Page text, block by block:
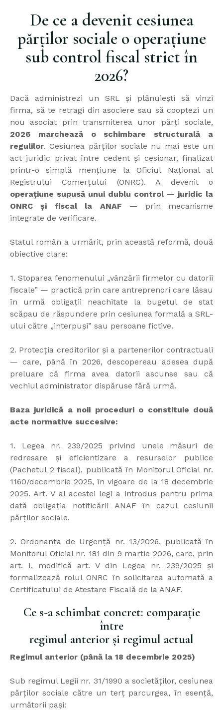
De ce a devenit cesiunea
părților sociale o operațiune
sub control fiscal strict în
2026?
Dacă administrezi un SRL și plănuiești să vinzi
firma, să te retragi din asociere sau să cooptezi un
nou asociat prin transmiterea unor părți sociale,
2026 marchează o schimbare structurală a
regulilor. Cesiunea părților sociale nu mai este un
act juridic privat între cedent și cesionar, finalizat
printr-o simplă mențiune la Oficiul Național al
Registrului Comerțului (ONRC). A devenit o
operațiune supusă unui dublu control — juridic la
ONRC și fiscal la ANAF — prin mecanisme
integrate de verificare.
Statul român a urmărit, prin această reformă, două
obiective clare:
1. Stoparea fenomenului „vânzării firmelor cu datorii
fiscale” — practică prin care antreprenori care lăsau
în urmă obligații neachitate la bugetul de stat
scăpau de răspundere prin cesiunea formală a SRL-
ului către „interpuși” sau persoane fictive.
2. Protecția creditorilor și a partenerilor contractuali
— care, până în 2026, descopereau adesea după
preluare că firma avea datorii ascunse sau că
vechiul administrator dispăruse fără urmă.
Baza juridică a noii proceduri o constituie două
acte normative succesive:
1. Legea nr. 239/2025 privind unele măsuri de
redresare și eficientizare a resurselor publice
(Pachetul 2 fiscal), publicată în Monitorul Oficial nr.
1160/decembrie 2025, în vigoare de la 18 decembrie
2025. Art. V al acestei legi a introdus pentru prima
dată obligația notificării ANAF în cazul cesiunii
părților sociale.
2. Ordonanța de Urgență nr. 13/2026, publicată în
Monitorul Oficial nr. 181 din 9 martie 2026, care, prin
art. I, modifică art. V din Legea nr. 239/2025 și
formalizează rolul ONRC în solicitarea automată a
Certificatului de Atestare Fiscală de la ANAF.
Ce s-a schimbat concret: comparație
între
regimul anterior și regimul actual
Regimul anterior (până la 18 decembrie 2025)
Sub regimul Legii nr. 31/1990 a societăților, cesiunea
părților sociale către un terț parcurgea, în esență,
următorii pași: